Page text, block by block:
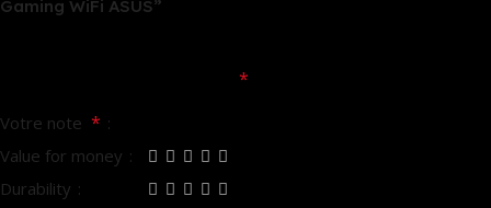
Gaming WiFi ASUS”
*
Votre note *
Value for money
Durability